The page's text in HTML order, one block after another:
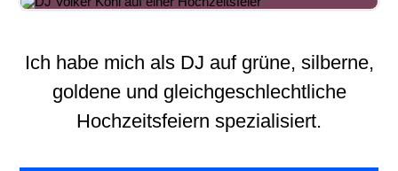
Ich habe mich als DJ auf grüne, silberne,
goldene und gleichgeschlechtliche
Hochzeitsfeiern spezialisiert.